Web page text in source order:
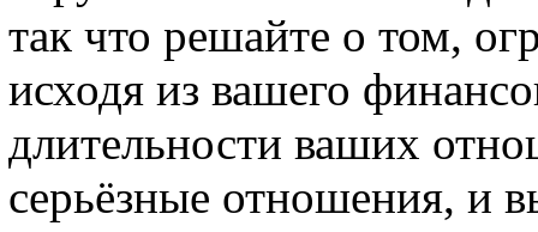
так что решайте о том,
исходя из вашего
длительности ваших
серьёзные отношения, и